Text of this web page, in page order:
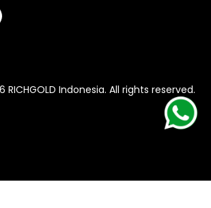
RICHGOLD Indonesia. All rights reserved.